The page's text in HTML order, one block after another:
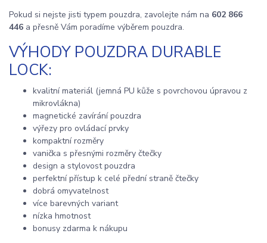
Pokud si nejste jisti typem pouzdra, zavolejte nám na 602 866
446 a přesně Vám poradíme výběrem pouzdra.
VÝHODY POUZDRA DURABLE
LOCK:
kvalitní materiál (jemná PU kůže s povrchovou úpravou z
mikrovlákna)
magnetické zavírání pouzdra
výřezy pro ovládací prvky
kompaktní rozměry
vanička s přesnými rozměry čtečky
design a stylovost pouzdra
perfektní přístup k celé přední straně čtečky
dobrá omyvatelnost
více barevných variant
nízka hmotnost
bonusy zdarma k nákupu